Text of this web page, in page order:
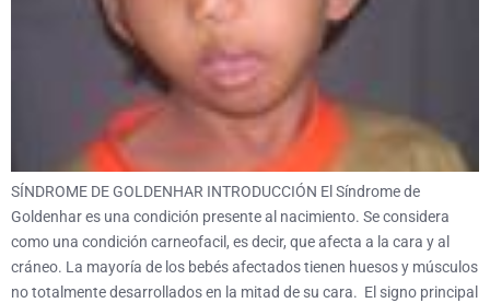
SÍNDROME DE GOLDENHAR INTRODUCCIÓN El Síndrome de
Goldenhar es una condición presente al nacimiento. Se considera
como una condición carneofacil, es decir, que afecta a la cara y al
cráneo. La mayoría de los bebés afectados tienen huesos y músculos
no totalmente desarrollados en la mitad de su cara. El signo principal